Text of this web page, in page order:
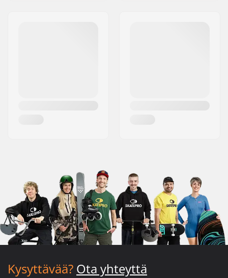
Kysyttävää? Ota yhteyttä